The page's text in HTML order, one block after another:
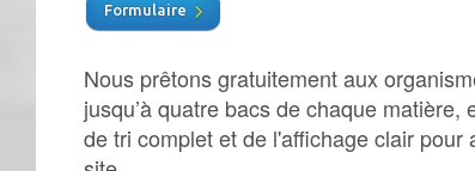
Formulaire
Nous prêtons gratuitement aux
jusqu’à quatre bacs de chaque
de tri complet et de l'affichage clair